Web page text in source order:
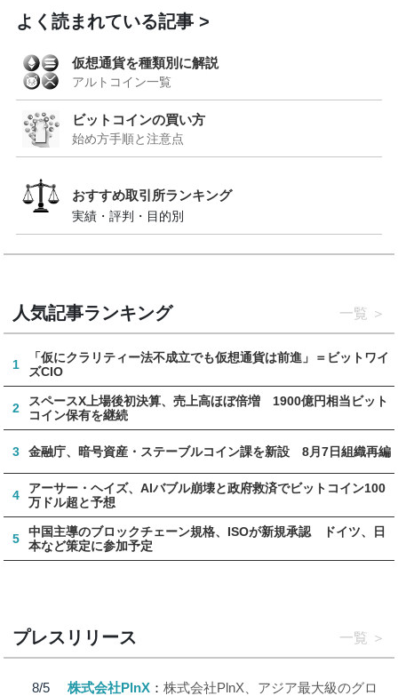
よく読まれている記事
仮想通貨を種類別に解説
アルトコイン一覧
ビットコインの買い方
始め方手順と注意点
おすすめ取引所ランキング
実績・評判・目的別
人気記事ランキング 一覧
1
「仮にクラリティー法不成立でも仮想通貨は前進」＝ビットワイ
ズCIO
2
スペースX上場後初決算、売上高ほぼ倍増 1900億円相当ビット
コイン保有を継続
3 金融庁、暗号資産・ステーブルコイン課を新設 8月7日組織再編
4
アーサー・ヘイズ、AIバブル崩壊と政府救済でビットコイン100
万ドル超と予想
5
中国主導のブロックチェーン規格、ISOが新規承認 ドイツ、日
本など策定に参加予定
プレスリリース 一覧
8/5
株式会社PlnX
株式会社PlnX、アジア最大級のグロ